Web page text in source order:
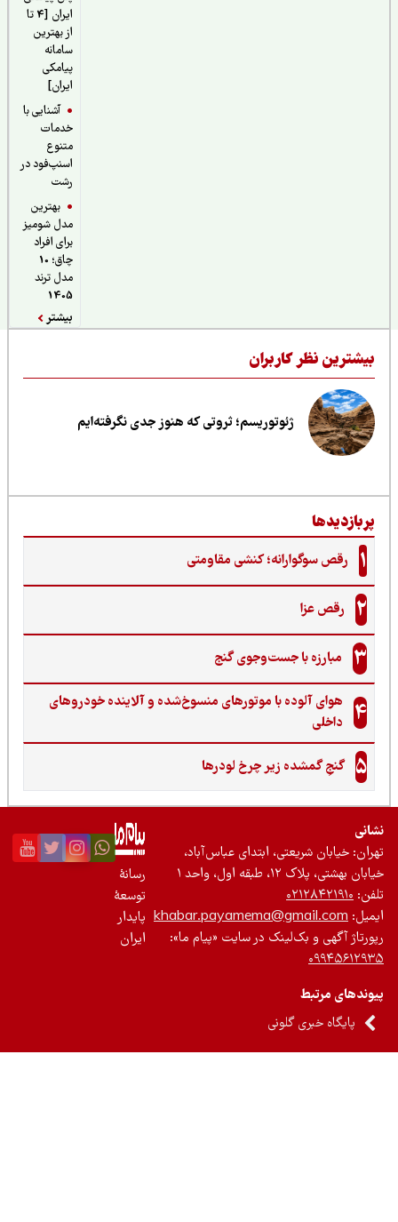
ایران [4 تا
از بهترین
سامانه
پیامکی
آشنایی با
خدمات
اسنپ‌فود در
بهترین
مدل شومیز
برای افراد
چاق؛ 10
مدل ترند
نظر کاربران
ژئوتوریسم؛ ثروتی که هنوز جدی نگرفته‌ایم
رقص سوگوارانه؛ کنشی مقاومتی
رقص عزا
مبارزه با جست‌وجوی گنج‌
هوای آلوده با موتورهای منسوخ‌شده و آلاینده خودروهای
داخلی
گنجِ گمشده زیر چرخ لودرها
خیابان شریعتی، ابتدای عباس‌آباد،
بهشتی، پلاک ۱۲، طبقه اول، واحد ۱
۰۲۱۲۸۴۲۱۹۱۰
khabar.payamema@gmail.com
آگهی و بک‌لینک در سایت «پیام ما»:
مرتبط
پایگاه خبری گلونی
توسعۀ
پایدار
ایران